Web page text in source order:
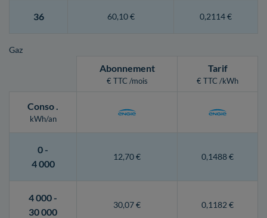
36 60,10 € 0,2114 €
Gaz
Abonnement
€ TTC /mois
Tarif
€ TTC /kWh
Conso.
kWh/an
0 -
4 000
12,70 € 0,1488 €
4 000 -
30 000
30,07 € 0,1182 €